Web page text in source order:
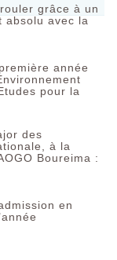
grâce à un
absolu avec la
année
pour la
des
à la
Boureima :
en